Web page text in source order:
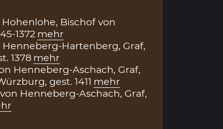
Bischof von
1372 mehr
Hartenberg, Graf,
1378 mehr
Henneberg-Aschach, Graf,
gest. 1411 mehr
Henneberg-Aschach, Graf,